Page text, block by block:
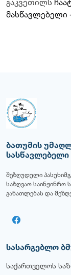
გაკვეთილს
მასწავლებელი
ბათუმის
სასწავლებელი
შეზღუდული
საზღვაო საინჟინრო
განათლებას და
სასარგებლო
საქართველოს